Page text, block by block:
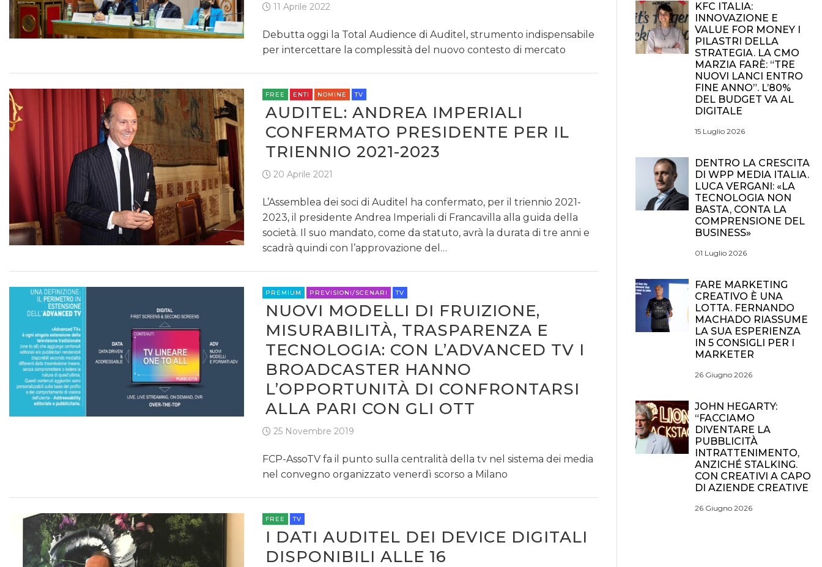
11 Aprile 2022
Debutta oggi la Total Audience di Auditel, strumento indispensabile
per intercettare la complessità del nuovo contesto di mercato
FREE ENTI NOMINE TV
AUDITEL: ANDREA IMPERIALI
CONFERMATO PRESIDENTE PER IL
TRIENNIO 2021-2023
20 Aprile 2021
L’Assemblea dei soci di Auditel ha confermato, per il triennio 2021-
2023, il presidente Andrea Imperiali di Francavilla alla guida della
società. Il suo mandato, come da statuto, avrà la durata di tre anni e
scadrà quindi con l’approvazione del…
PREMIUM PREVISIONI/SCENARI TV
NUOVI MODELLI DI FRUIZIONE,
MISURABILITÀ, TRASPARENZA E
TECNOLOGIA: CON L’ADVANCED TV I
BROADCASTER HANNO
L’OPPORTUNITÀ DI CONFRONTARSI
ALLA PARI CON GLI OTT
25 Novembre 2019
FCP-AssoTV fa il punto sulla centralità della tv nel sistema dei media
nel convegno organizzato venerdì scorso a Milano
FREE TV
I DATI AUDITEL DEI DEVICE DIGITALI
DISPONIBILI ALLE 16
KFC ITALIA:
INNOVAZIONE E
VALUE FOR MONEY I
PILASTRI DELLA
STRATEGIA. LA CMO
MARZIA FARÈ: “TRE
NUOVI LANCI ENTRO
FINE ANNO”. L’80%
DEL BUDGET VA AL
DIGITALE
15 Luglio 2026
DENTRO LA CRESCITA
DI WPP MEDIA ITALIA.
LUCA VERGANI: «LA
TECNOLOGIA NON
BASTA, CONTA LA
COMPRENSIONE DEL
BUSINESS»
01 Luglio 2026
FARE MARKETING
CREATIVO È UNA
LOTTA. FERNANDO
MACHADO RIASSUME
LA SUA ESPERIENZA
IN 5 CONSIGLI PER I
MARKETER
26 Giugno 2026
JOHN HEGARTY:
“FACCIAMO
DIVENTARE LA
PUBBLICITÀ
INTRATTENIMENTO,
ANZICHÉ STALKING.
CON CREATIVI A CAPO
DI AZIENDE CREATIVE
26 Giugno 2026